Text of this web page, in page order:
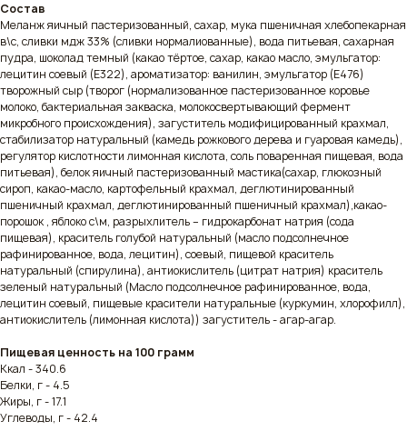
Состав
Меланж яичный пастеризованный, сахар, мука пшеничная хлебопекарная
в\с, сливки мдж 33% (сливки нормалиованные), вода питьевая, сахарная
пудра, шоколад темный (какао тёртоe, сахар, какао масло, эмульгатор:
лецитин соевый (Е322), ароматизатор: ванилин, эмульгатор (Е476)
творожный сыр (творог (нормализованное пастеризованное коровье
молоко, бактериальная закваска, молокосвертывающий фермент
микробного происхождения), загуститель модифицированный крахмал,
стабилизатор натуральный (камедь рожкового дерева и гуаровая камедь),
регулятор кислотности лимонная кислота, соль поваренная пищевая, вода
питьевая), белок яичный пастеризованный мастика(сахар, глюкозный
сироп, какао-масло, картофельный крахмал, деглютинированный
пшеничный крахмал, деглютинированный пшеничный крахмал),какао-
порошок , яблоко с\м, разрыхлитель – гидрокарбонат натрия (сода
пищевая), краситель голубой натуральный (масло подсолнечное
рафинированное, вода, лецитин), соевый, пищевой краситель
натуральный (спирулина), антиокислитель (цитрат натрия) краситель
зеленый натуральный (Масло подсолнечное рафинированное, вода,
лецитин соевый, пищевые красители натуральные (куркумин, хлорофилл),
антиокислитель (лимонная кислота)) загуститель - агар-агар.
Пищевая ценность на 100 грамм
Ккал - 340.6
Белки, г - 4.5
Жиры, г - 17.1
Углеводы, г - 42.4